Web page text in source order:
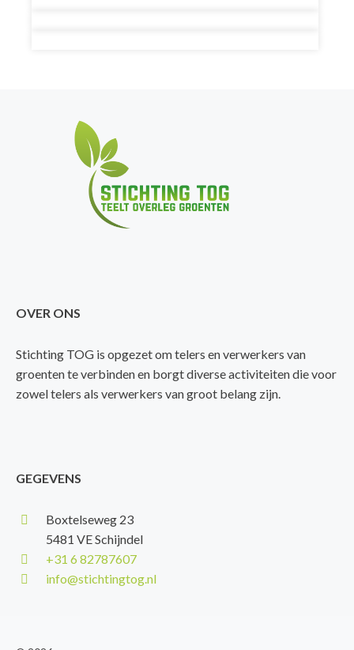
OVER ONS
Stichting TOG is opgezet om telers en verwerkers van
groenten te verbinden en borgt diverse activiteiten die voor
zowel telers als verwerkers van groot belang zijn.
GEGEVENS
Boxtelseweg 23
5481 VE Schijndel
+31 6 82787607
info@stichtingtog.nl